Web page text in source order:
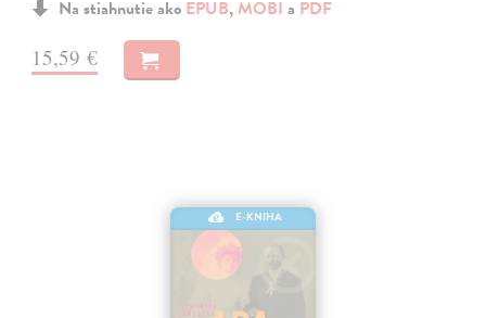
Na stiahnutie ako EPUB, MOBI a PDF
15,59 €
E-KNIHA